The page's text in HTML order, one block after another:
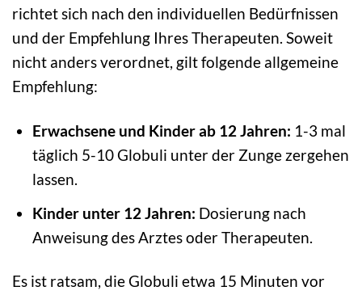
richtet sich nach den individuellen Bedürfnissen
und der Empfehlung Ihres Therapeuten. Soweit
nicht anders verordnet, gilt folgende allgemeine
Empfehlung:
Erwachsene und Kinder ab 12 Jahren: 1-3 mal
täglich 5-10 Globuli unter der Zunge zergehen
lassen.
Kinder unter 12 Jahren: Dosierung nach
Anweisung des Arztes oder Therapeuten.
Es ist ratsam, die Globuli etwa 15 Minuten vor